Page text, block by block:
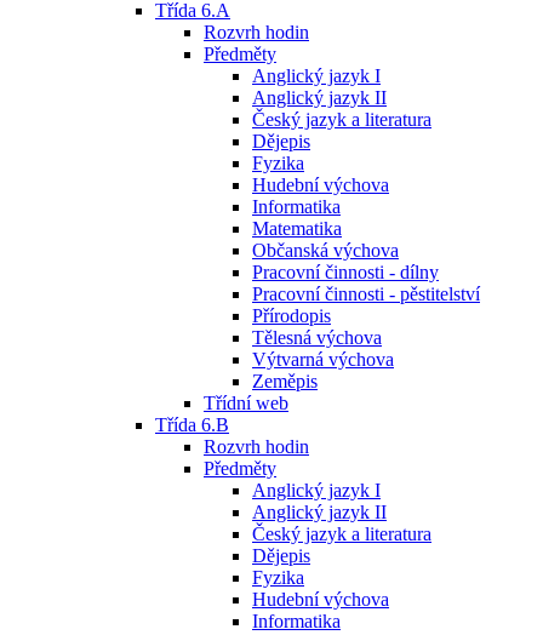
Třída 6.A
Rozvrh hodin
Předměty
Anglický jazyk I
Anglický jazyk II
Český jazyk a literatura
Dějepis
Fyzika
Hudební výchova
Informatika
Matematika
Občanská výchova
Pracovní činnosti - dílny
Pracovní činnosti - pěstitelství
Přírodopis
Tělesná výchova
Výtvarná výchova
Zeměpis
Třídní web
Třída 6.B
Rozvrh hodin
Předměty
Anglický jazyk I
Anglický jazyk II
Český jazyk a literatura
Dějepis
Fyzika
Hudební výchova
Informatika